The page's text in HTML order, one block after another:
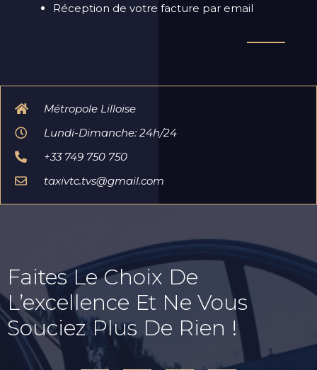
Réception de votre facture par email
Métropole Lilloise
Lundi-Dimanche: 24h/24
+33 749 750 750
taxivtc.tvs@gmail.com
Faites Le Choix De
L’excellence Et Ne Vous
Souciez Plus De Rien !